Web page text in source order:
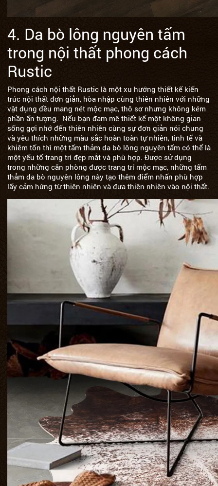
4. Da bò lông nguyên tấm
trong nội thất phong cách
Rustic
Phong cách nội thất Rustic là một xu hướng thiết kế kiến
trúc nội thất đơn giản, hòa nhập cùng thiên nhiên với những
vật dụng đều mang nét mộc mạc, thô sơ nhưng không kém
phần ấn tượng. Nếu bạn đam mê thiết kế một không gian
sống gợi nhớ đến thiên nhiên cùng sự đơn giản nói chung
và yêu thích những màu sắc hoàn toàn tự nhiên, tinh tế và
khiêm tốn thì một tấm thảm da bò lông nguyên tấm có thể là
một yếu tố trang trí đẹp mắt và phù hợp. Được sử dụng
trong những căn phòng được trang trí mộc mạc, những tấm
thảm da bò nguyên lông này tạo thêm điểm nhấn phù hợp
lấy cảm hứng từ thiên nhiên và đưa thiên nhiên vào nội thất.